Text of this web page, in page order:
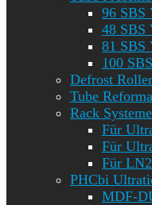
96 SBS
48 SBS
81 SBS
100
Defrost Roller
Tube
Rack Systeme
Für
Für
Für
PHCbi
MDF-